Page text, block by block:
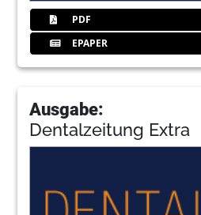
PDF
EPAPER
Ausgabe:
Dentalzeitung Extra